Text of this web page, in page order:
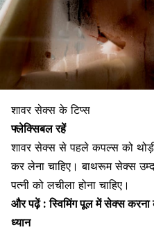
शावर सेक्स के टिप्स
फ्लेक्सिबल रहें
शावर सेक्स से पहले कपल्स को
कर लेना चाहिए। बाथरूम सेक्स
पत्नी को लचीला होना चाहिए।
और पढ़ें : स्विमिंग पूल में सेक्स करना
ध्यान